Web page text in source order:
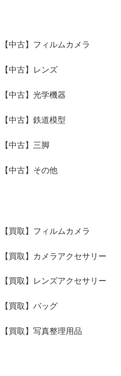
【中古】フィルムカメラ
【中古】レンズ
【中古】光学機器
【中古】鉄道模型
【中古】三脚
【中古】その他
【買取】フィルムカメラ
【買取】カメラアクセサリー
【買取】レンズアクセサリー
【買取】バッグ
【買取】写真整理用品